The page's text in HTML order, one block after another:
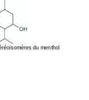
du menthol